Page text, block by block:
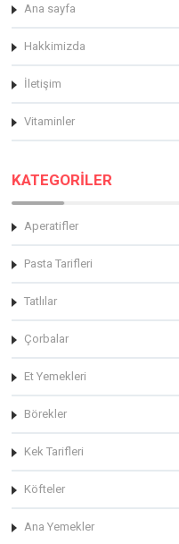
Ana sayfa
Hakkimizda
İletişim
Vitaminler
KATEGORİLER
Aperatifler
Pasta Tarifleri
Tatlılar
Çorbalar
Et Yemekleri
Börekler
Kek Tarifleri
Köfteler
Ana Yemekler